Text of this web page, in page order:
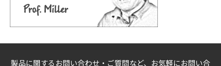
製品に関するお問い合わせ・ご質問など、お気軽にお問い合